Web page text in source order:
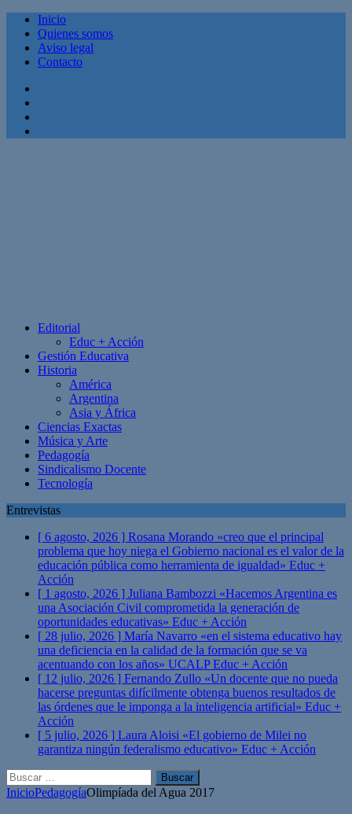
Inicio
Quienes somos
Aviso legal
Contacto
Editorial
Educ + Acción
Gestión Educativa
Historia
América
Argentina
Asia y África
Ciencias Exactas
Música y Arte
Pedagogía
Sindicalismo Docente
Tecnología
Entrevistas
[ 6 agosto, 2026 ] Rosana Morando «creo que el principal
problema que hoy niega el Gobierno nacional es el valor de la
educación pública como herramienta de igualdad» Educ +
Acción
[ 1 agosto, 2026 ] Juliana Bambozzi «Hacemos Argentina es
una Asociación Civil comprometida la generación de
oportunidades educativas» Educ + Acción
[ 28 julio, 2026 ] María Navarro «en el sistema educativo hay
una deficiencia en la calidad de la formación que se va
acentuando con los años» UCALPEduc + Acción
[ 12 julio, 2026 ] Fernando Zullo «Un docente que no pueda
hacerse preguntas difícilmente obtenga buenos resultados de
las órdenes que le imponga a la inteligencia artificial» Educ +
Acción
[ 5 julio, 2026 ] Laura Aloisi «El gobierno de Milei no
garantiza ningún federalismo educativo» Educ + Acción
Buscar:
InicioPedagogíaOlimpíada del Agua 2017